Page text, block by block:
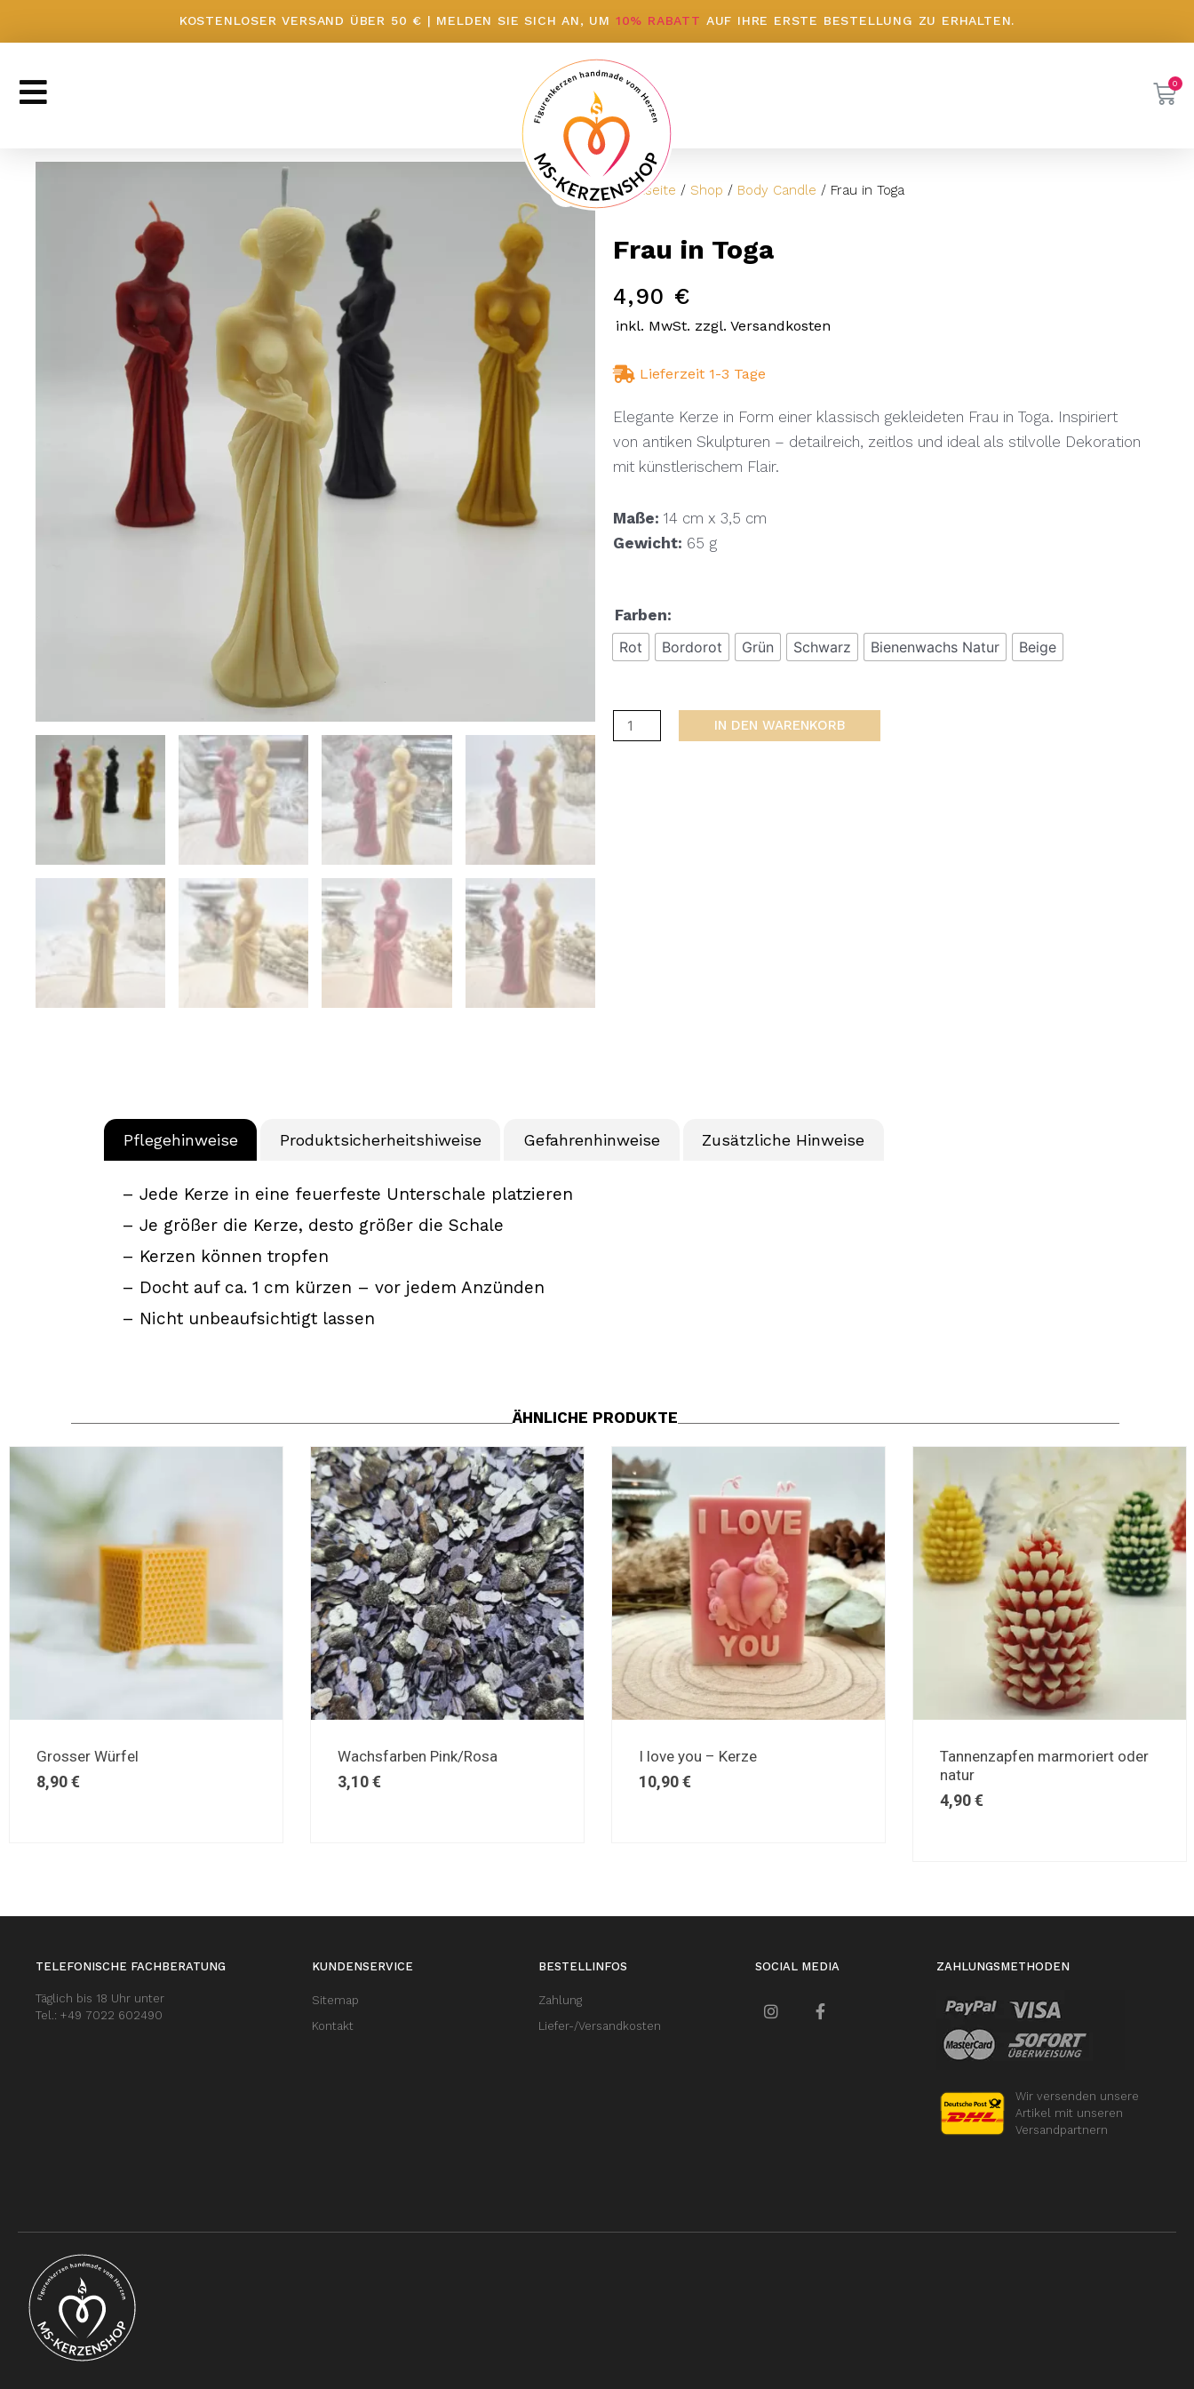
KOSTENLOSER VERSAND ÜBER 50 € | MELDEN SIE SICH AN, UM 10% RABATT AUF IHRE ERSTE BESTELLUNG ZU ERHALTEN.
Startseite / Shop / Body Candle / Frau in Toga
Frau in Toga
4,90 €
inkl. MwSt. zzgl. Versandkosten
Lieferzeit 1-3 Tage
Elegante Kerze in Form einer klassisch gekleideten Frau in Toga. Inspiriert
von antiken Skulpturen – detailreich, zeitlos und ideal als stilvolle Dekoration
mit künstlerischem Flair.
Maße: 14 cm x 3,5 cm
Gewicht: 65 g
Farben:
Rot
Bordorot Grün Schwarz Bienenwachs Natur Beige
IN DEN WARENKORB
Pflegehinweise Produktsicherheitshiweise Gefahrenhinweise Zusätzliche Hinweise
– Jede Kerze in eine feuerfeste Unterschale platzieren
– Je größer die Kerze, desto größer die Schale
– Kerzen können tropfen
– Docht auf ca. 1 cm kürzen – vor jedem Anzünden
– Nicht unbeaufsichtigt lassen
ÄHNLICHE PRODUKTE
Grosser Würfel
8,90€
Wachsfarben Pink/Rosa
3,10€
I love you – Kerze
10,90€
Tannenzapfen marmoriert oder
natur
4,90€
TELEFONISCHE FACHBERATUNG
Täglich bis 18 Uhr unter
Tel.: +49 7022 602490
KUNDENSERVICE
Sitemap
Kontakt
BESTELLINFOS
Zahlung
Liefer-/Versandkosten
SOCIAL MEDIA ZAHLUNGSMETHODEN
Wir versenden unsere
Artikel mit unseren
Versandpartnern